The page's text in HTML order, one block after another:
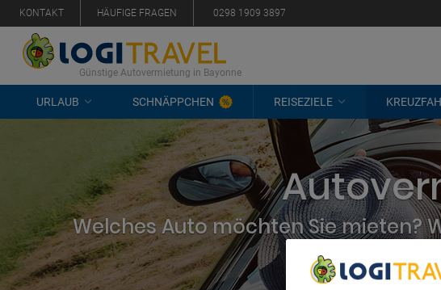
KONTAKT HÄUFIGE FRAGEN 0298 1909 3897
Günstige Autovermietung in Bayonne
URLAUB SCHNÄPPCHEN REISEZIELE
Welches Auto möchten Sie mieten?